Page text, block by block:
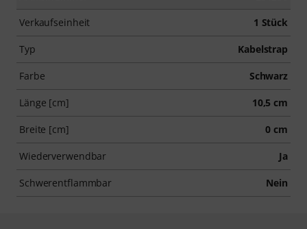
Verkaufseinheit 1 Stück
Typ Kabelstrap
Farbe Schwarz
Länge [cm] 10,5 cm
Breite [cm] 0 cm
Wiederverwendbar Ja
Schwerentflammbar Nein